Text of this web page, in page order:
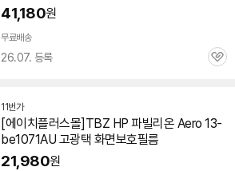
41,180원
무료배송
26.07. 등록
관
11번가
[에이치플러스몰]TBZ HP 파빌리온 Aero 13-
be1071AU 고광택 화면보호필름
21,980원